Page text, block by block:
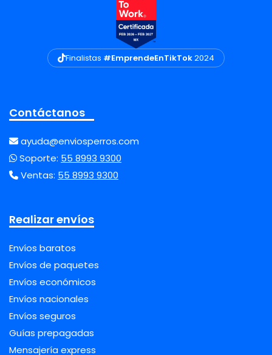
Finalistas #EmprendeEnTikTok2024
Contáctanos
ayuda@enviosperros.com
Soporte: 55 8993 9300
Ventas: 55 8993 9300
Realizar envíos
Envíos baratos
Envíos de paquetes
Envíos económicos
Envíos nacionales
Envíos seguros
Guías prepagadas
Mensajería express